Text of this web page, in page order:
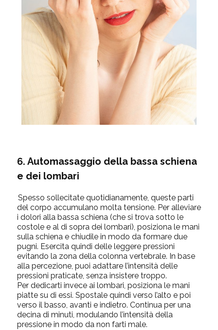
6. Automassaggio della bassa schiena
e dei lombari
Spesso sollecitate quotidianamente, queste parti
del corpo accumulano molta tensione. Per alleviare
i dolori alla bassa schiena (che si trova sotto le
costole e al di sopra dei lombari), posiziona le mani
sulla schiena e chiudile in modo da formare due
pugni. Esercita quindi delle leggere pressioni
evitando la zona della colonna vertebrale. In base
alla percezione, puoi adattare l’intensità delle
pressioni praticate, senza insistere troppo.
Per dedicarti invece ai lombari, posiziona le mani
piatte su di essi. Spostale quindi verso l’alto e poi
verso il basso, avanti e indietro. Continua per una
decina di minuti, modulando l’intensità della
pressione in modo da non farti male.